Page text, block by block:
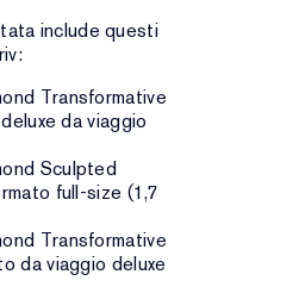
include questi
Transformative
da viaggio
Sculpted
full-size (1,7
Transformative
da viaggio deluxe